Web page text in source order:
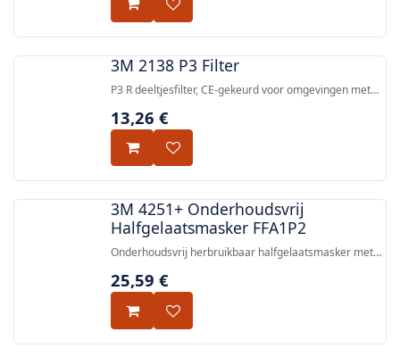
3M 2138 P3 Filter
P3 R deeltjesfilter, CE-gekeurd voor omgevingen met
en 7500 serie half- en volgelaatsmaskers.
13,26 €
3M 4251+ Onderhoudsvrij
Halfgelaatsmasker FFA1P2
Onderhoudsvrij herbruikbaar halfgelaatsmasker met
organische dampen en deeltjes. Voldoet aan EN
25,59 €